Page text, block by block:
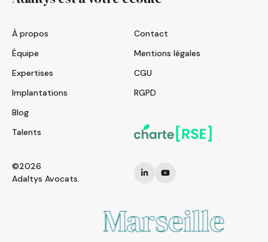
À propos
Équipe
Expertises
Implantations
Blog
Talents
Contact
Mentions légales
CGU
RGPD
©2026
Adaltys Avocats.
Marseille